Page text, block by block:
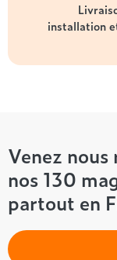
installation
Venez
nos 130
partout en